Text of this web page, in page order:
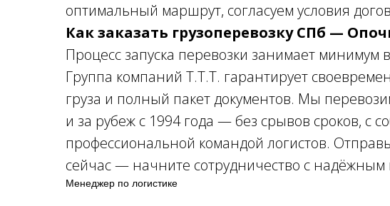
оптимальный маршрут, согласуем условия
Как заказать грузоперевозку СПб —
Процесс запуска перевозки занимает минимум
Группа компаний Т.Т.Т. гарантирует
груза и полный пакет документов. Мы
и за рубеж с 1994 года — без срывов сроков, с
профессиональной командой логистов.
сейчас — начните сотрудничество с надёжным
Менеджер по логистике